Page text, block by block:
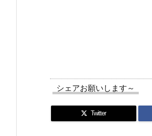
シェアお願いします～
Twitter